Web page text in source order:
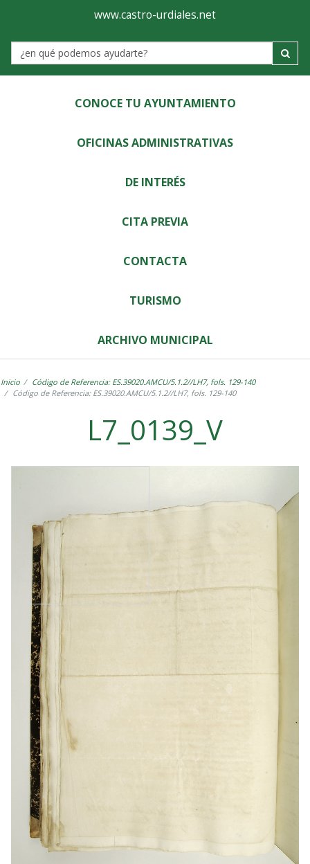
Ayuntamiento
de
Castro-
Urdiales
www.castro-urdiales.net
Label
CONOCE TU AYUNTAMIENTO
OFICINAS ADMINISTRATIVAS
DE INTERÉS
CITA PREVIA
CONTACTA
TURISMO
ARCHIVO MUNICIPAL
Inicio
Código de Referencia: ES.39020.AMCU/5.1.2//LH7, fols. 129-140
Código de Referencia: ES.39020.AMCU/5.1.2//LH7, fols. 129-140
L7_0139_V